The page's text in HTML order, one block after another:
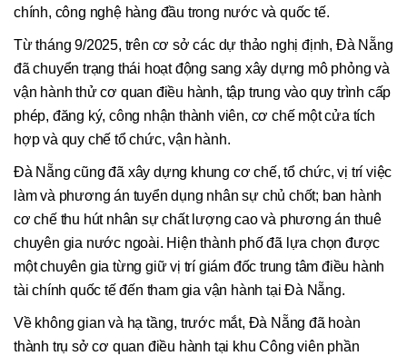
chính, công nghệ hàng đầu trong nước và quốc tế.
Từ tháng 9/2025, trên cơ sở các dự thảo nghị định, Đà Nẵng
đã chuyển trạng thái hoạt động sang xây dựng mô phỏng và
vận hành thử cơ quan điều hành, tập trung vào quy trình cấp
phép, đăng ký, công nhận thành viên, cơ chế một cửa tích
hợp và quy chế tổ chức, vận hành.
Đà Nẵng cũng đã xây dựng khung cơ chế, tổ chức, vị trí việc
làm và phương án tuyển dụng nhân sự chủ chốt; ban hành
cơ chế thu hút nhân sự chất lượng cao và phương án thuê
chuyên gia nước ngoài. Hiện thành phố đã lựa chọn được
một chuyên gia từng giữ vị trí giám đốc trung tâm điều hành
tài chính quốc tế đến tham gia vận hành tại Đà Nẵng.
Về không gian và hạ tầng, trước mắt, Đà Nẵng đã hoàn
thành trụ sở cơ quan điều hành tại khu Công viên phần